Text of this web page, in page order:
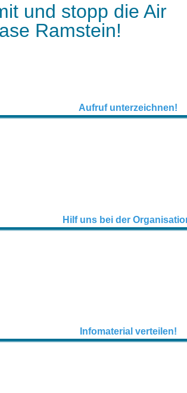
und stopp die Air
Ramstein!